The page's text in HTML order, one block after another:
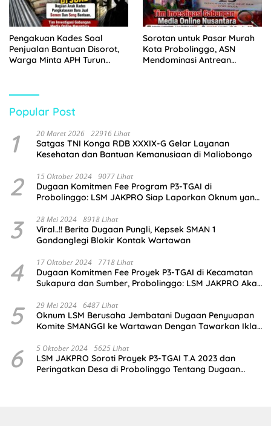
Pengakuan Kades Soal
Penjualan Bantuan Disorot,
Warga Minta APH Turun
Sorotan untuk Pasar Murah
Kota Probolinggo, ASN
Mendominasi Antrean
Popular Post
1 20 Maret 2026 22916 Lihat
Satgas TNI Konga RDB XXXIX-G Gelar Layanan
Kesehatan dan Bantuan Kemanusiaan di Maliobongo
2 15 Oktober 2024 9077 Lihat
Dugaan Komitmen Fee Program P3-TGAI di
Probolinggo: LSM JAKPRO Siap Laporkan Oknum yang
3 28 Mei 2024 8918 Lihat
Viral..!! Berita Dugaan Pungli, Kepsek SMAN 1
Gondanglegi Blokir Kontak Wartawan
4 17 Oktober 2024 7718 Lihat
Dugaan Komitmen Fee Proyek P3-TGAI di Kecamatan
Sukapura dan Sumber, Probolinggo: LSM JAKPRO Akan
5 29 Mei 2024 6487 Lihat
Oknum LSM Berusaha Jembatani Dugaan Penyuapan
Komite SMANGGI ke Wartawan Dengan Tawarkan Iklan
6 5 Oktober 2024 5625 Lihat
LSM JAKPRO Soroti Proyek P3-TGAI T.A 2023 dan
Peringatkan Desa di Probolinggo Tentang Dugaan